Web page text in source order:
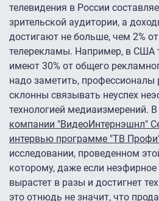
телевидения в России
зрительской аудитории, а
достигают не больше, чем 2%
телерекламы. Например, в США
имеют 30% от общего
надо заметить,
склонны связывать неуспех
технологией медиаизмерений. В
компании "ВидеоИнтернэшнл"
интервью программе "ТВ
исследовании, проведенном
которому, даже если неэфирное
вырастет в разы и достигнет
это отнюдь не значит, что